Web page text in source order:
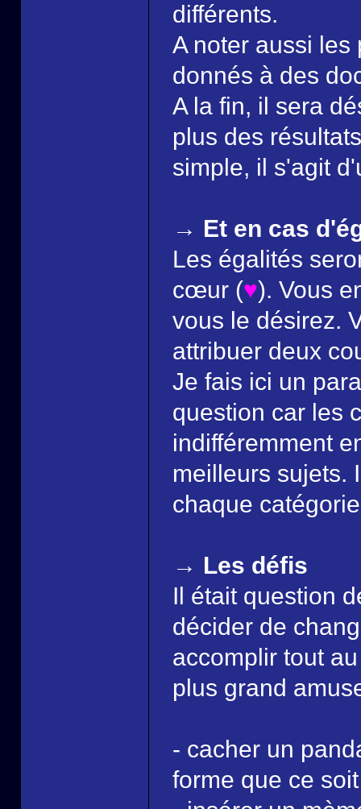
différents.
A noter aussi les
donnés à des
A la fin, il sera
plus des
simple, il s'agit
→ Et en cas
Les égalités
cœur (♥). Vous
vous le désirez.
attribuer deux
Je fais ici un
question car les
indifféremment
meilleurs sujets.
chaque
→ Les défis
Il était question
décider de
accomplir tout
plus grand
- cacher un
forme que ce